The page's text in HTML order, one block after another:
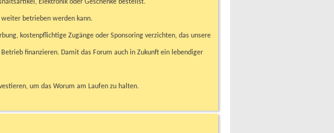
Elektronik oder Geschenke bestellst.
betrieben werden kann.
kostenpflichtige Zugänge oder Sponsoring verzichten, das unsere
finanzieren. Damit das Forum auch in Zukunft ein lebendiger
um das Worum am Laufen zu halten.